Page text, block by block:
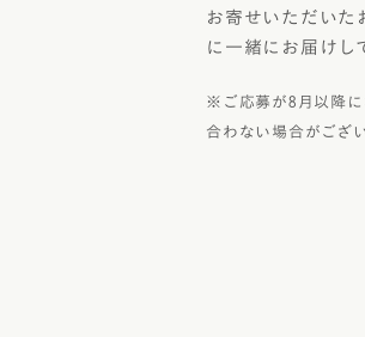
お寄せいただいた
に一緒にお届けし
※ご応募が8月以降に
合わない場合がござい